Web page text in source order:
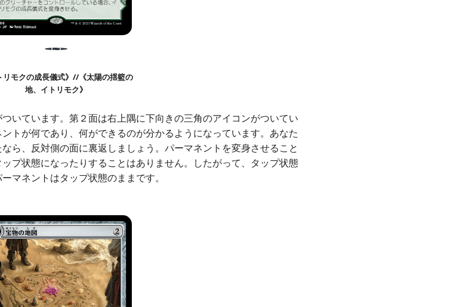
リモクの成長儀式》//《太陽の揺籃の
地、イトリモク》
いています。第２面は右上隅に下向きの三角のアイコンがついてい
トが何であり、何ができるのが分かるようになっています。あなた
ら、反対側の面に裏返しましょう。パーマネントを変身させること
プ状態になったりすることはありません。したがって、タップ状態
マネントはタップ状態のままです。